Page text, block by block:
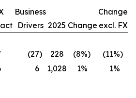
Business
Drivers 2025 Change
Change
excl. FX
(27) 228 (8%) (11%)
6 1,028 1% 1%